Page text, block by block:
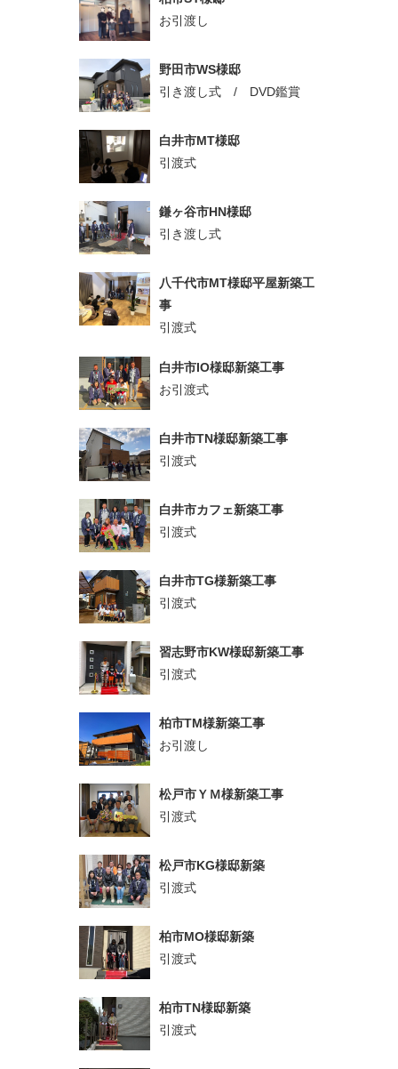
お引渡し
野田市WS様邸
引き渡し式 / DVD鑑賞
白井市MT様邸
引渡式
鎌ヶ谷市HN様邸
引き渡し式
八千代市MT様邸平屋新築工
事
引渡式
白井市IO様邸新築工事
お引渡式
白井市TN様邸新築工事
引渡式
白井市カフェ新築工事
引渡式
白井市TG様新築工事
引渡式
習志野市KW様邸新築工事
引渡式
柏市TM様新築工事
お引渡し
松戸市ＹＭ様新築工事
引渡式
松戸市KG様邸新築
引渡式
柏市MO様邸新築
引渡式
柏市TN様邸新築
引渡式